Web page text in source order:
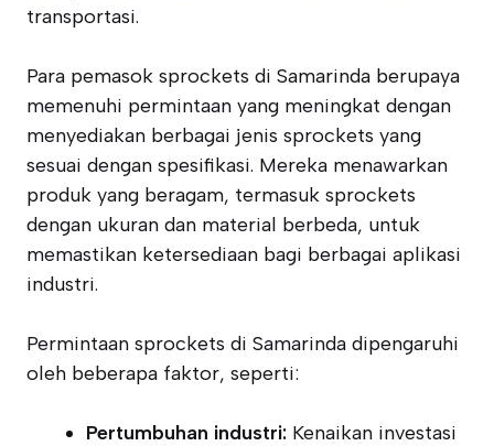
transportasi.
Para pemasok sprockets di Samarinda berupaya
memenuhi permintaan yang meningkat dengan
menyediakan berbagai jenis sprockets yang
sesuai dengan spesifikasi. Mereka menawarkan
produk yang beragam, termasuk sprockets
dengan ukuran dan material berbeda, untuk
memastikan ketersediaan bagi berbagai aplikasi
industri.
Permintaan sprockets di Samarinda dipengaruhi
oleh beberapa faktor, seperti:
Pertumbuhan industri: Kenaikan investasi